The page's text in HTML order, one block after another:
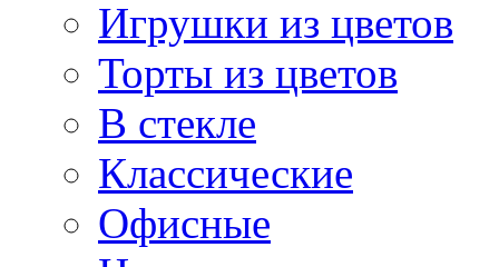
Игрушки из цветов
Торты из цветов
В стекле
Классические
Офисные